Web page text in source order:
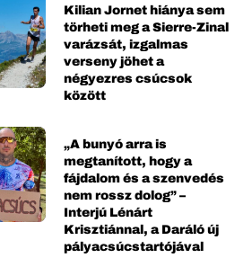
Kilian Jornet hiánya sem
törheti meg a Sierre-Zinal
varázsát, izgalmas
verseny jöhet a
négyezres csúcsok
között
„A bunyó arra is
megtanított, hogy a
fájdalom és a szenvedés
nem rossz dolog” –
Interjú Lénárt
Krisztiánnal, a Daráló új
pályacsúcstartójával